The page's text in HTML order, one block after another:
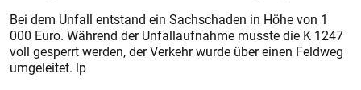
Bei dem Unfall entstand ein Sachschaden in Höhe von 1
000 Euro. Während der Unfallaufnahme musste die K 1247
voll gesperrt werden, der Verkehr wurde über einen Feldweg
umgeleitet. lp